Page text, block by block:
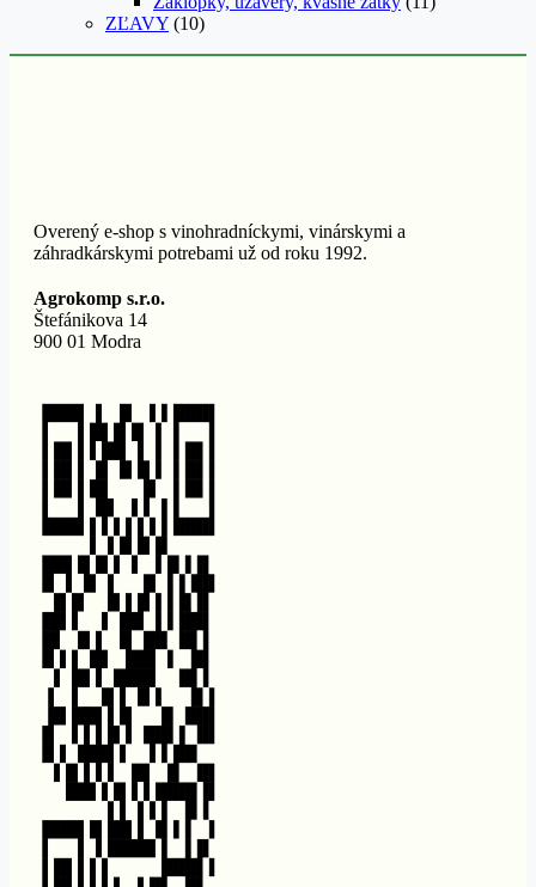
ZĽAVY (10)
Overený e-shop s vinohradníckymi, vinárskymi a
záhradkárskymi potrebami už od roku 1992.
Agrokomp s.r.o.
Štefánikova 14
900 01 Modra